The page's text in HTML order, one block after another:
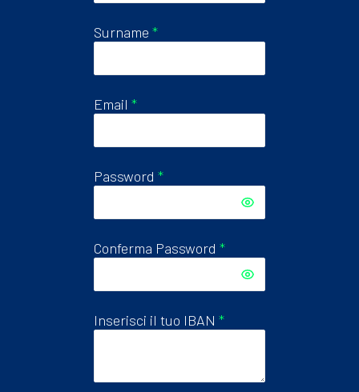
Surname *
Email *
Password *
Conferma Password *
Inserisci il tuo IBAN *